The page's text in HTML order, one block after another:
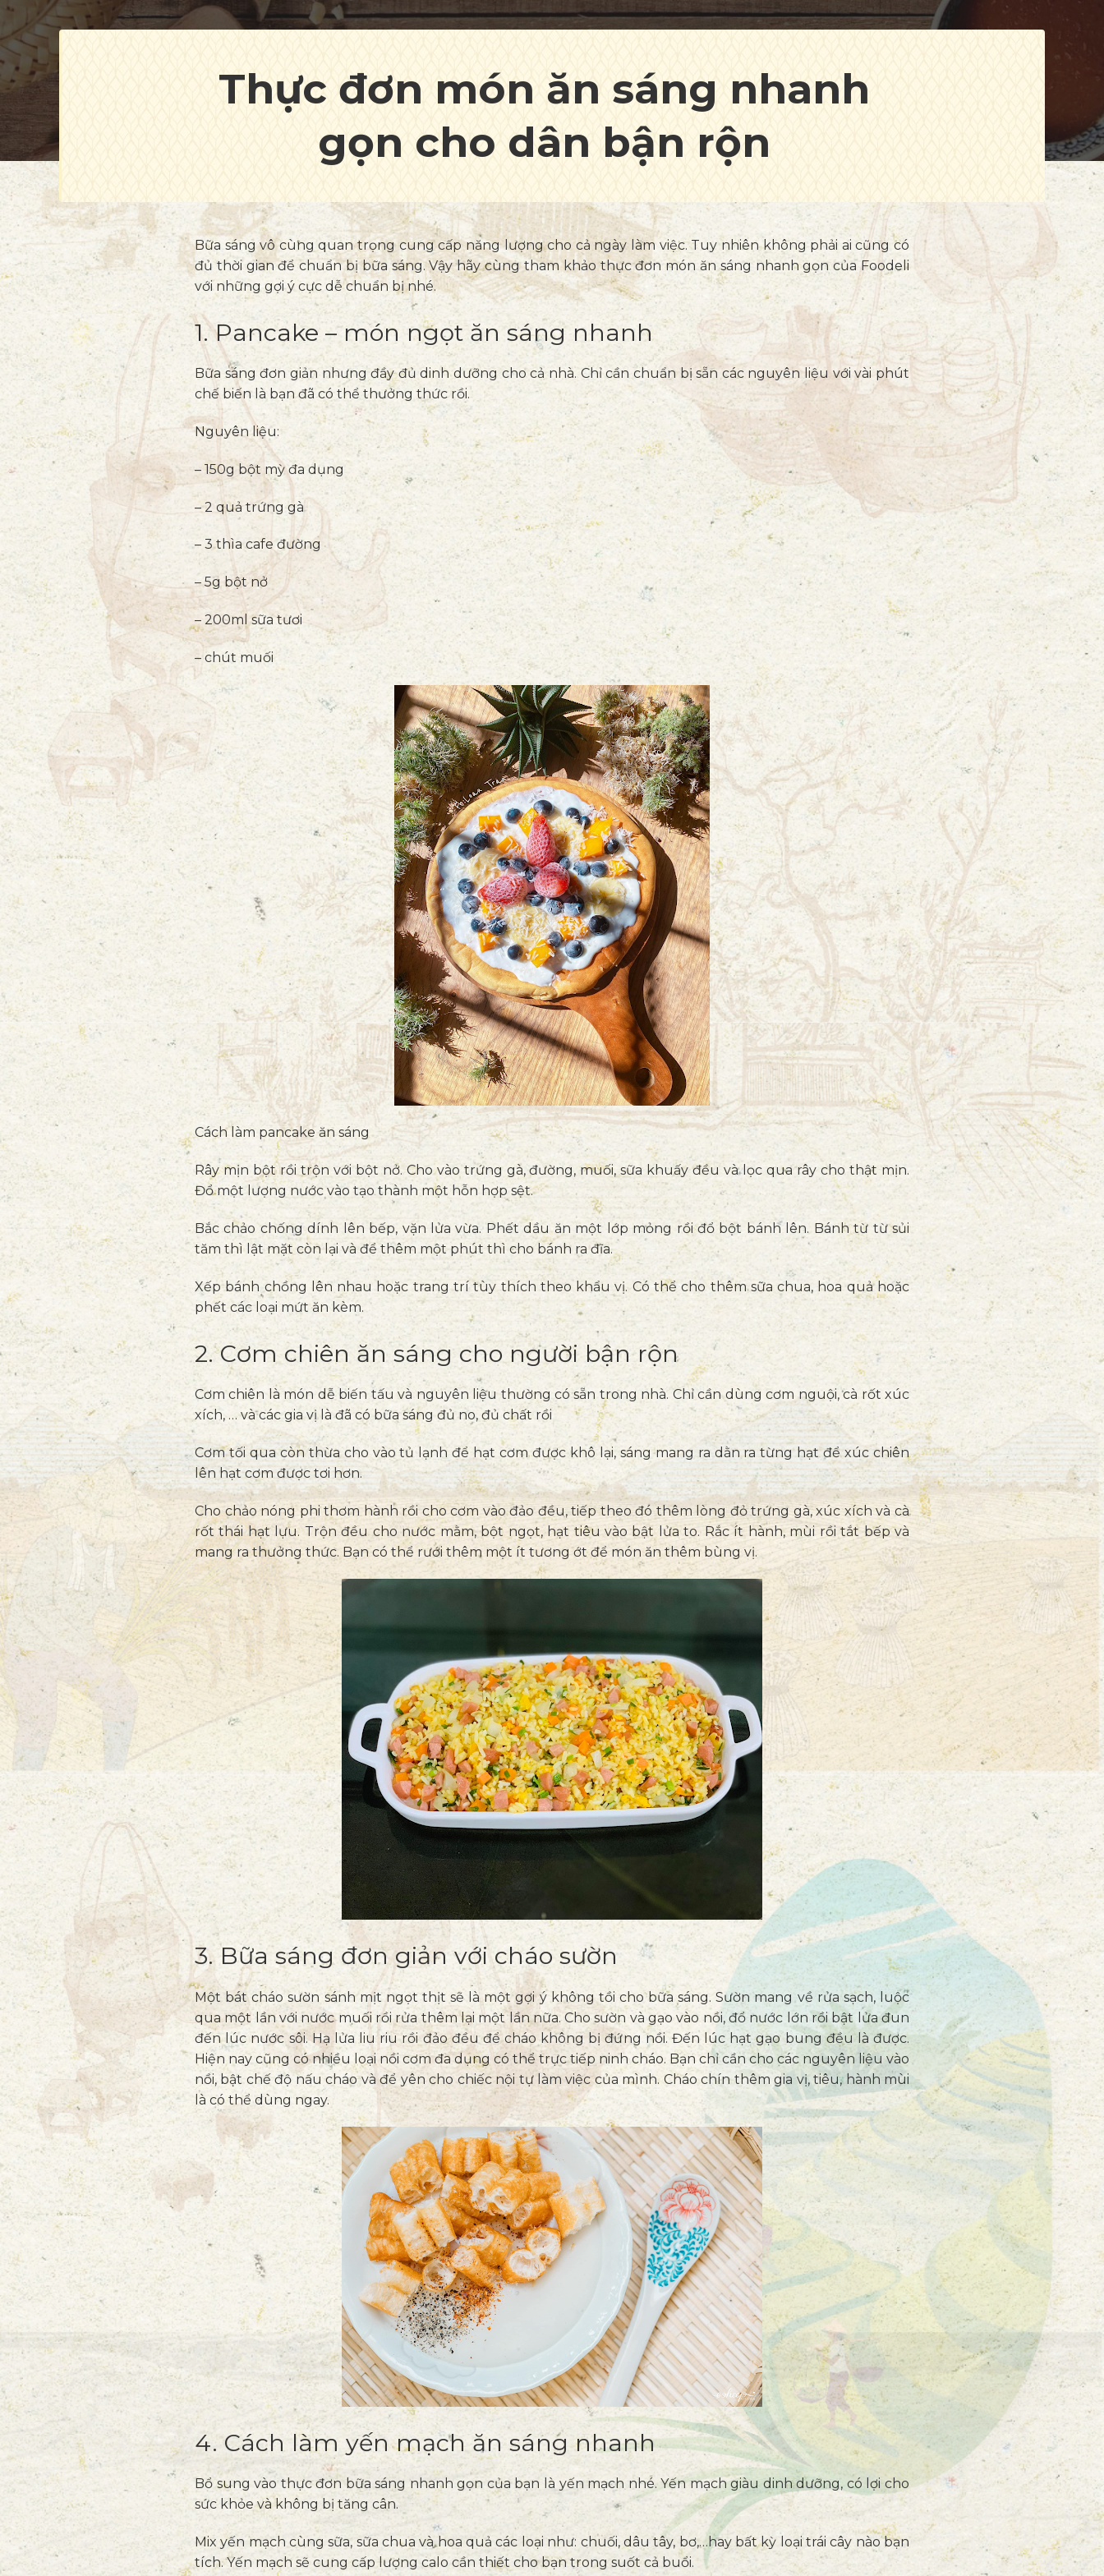
Thực đơn món ăn sáng nhanh
gọn cho dân bận rộn
Bữa sáng vô cùng quan trọng cung cấp năng lượng cho cả ngày làm việc. Tuy nhiên không phải ai cũng có
đủ thời gian để chuẩn bị bữa sáng. Vậy hãy cùng tham khảo thực đơn món ăn sáng nhanh gọn của Foodeli
với những gợi ý cực dễ chuẩn bị nhé.
1. Pancake – món ngọt ăn sáng nhanh
Bữa sáng đơn giản nhưng đầy đủ dinh dưỡng cho cả nhà. Chỉ cần chuẩn bị sẵn các nguyên liệu với vài phút
chế biến là bạn đã có thể thưởng thức rồi.
Nguyên liệu:
– 150g bột mỳ đa dụng
– 2 quả trứng gà
– 3 thìa cafe đường
– 5g bột nở
– 200ml sữa tươi
– chút muối
Cách làm pancake ăn sáng
Rây mịn bột rồi trộn với bột nở. Cho vào trứng gà, đường, muối, sữa khuấy đều và lọc qua rây cho thật mịn.
Đổ một lượng nước vào tạo thành một hỗn hợp sệt.
Bắc chảo chống dính lên bếp, vặn lửa vừa. Phết dầu ăn một lớp mỏng rồi đổ bột bánh lên. Bánh từ từ sủi
tăm thì lật mặt còn lại và để thêm một phút thì cho bánh ra đĩa.
Xếp bánh chồng lên nhau hoặc trang trí tùy thích theo khẩu vị. Có thể cho thêm sữa chua, hoa quả hoặc
phết các loại mứt ăn kèm.
2. Cơm chiên ăn sáng cho người bận rộn
Cơm chiên là món dễ biến tấu và nguyên liệu thường có sẵn trong nhà. Chỉ cần dùng cơm nguội, cà rốt xúc
xích, … và các gia vị là đã có bữa sáng đủ no, đủ chất rồi
Cơm tối qua còn thừa cho vào tủ lạnh để hạt cơm được khô lại, sáng mang ra dằn ra từng hạt để xúc chiên
lên hạt cơm được tơi hơn.
Cho chảo nóng phi thơm hành rồi cho cơm vào đảo đều, tiếp theo đó thêm lòng đỏ trứng gà, xúc xích và cà
rốt thái hạt lựu. Trộn đều cho nước mằm, bột ngọt, hạt tiêu vào bật lửa to. Rắc ít hành, mùi rồi tắt bếp và
mang ra thưởng thức. Bạn có thể rưới thêm một ít tương ớt để món ăn thêm bùng vị.
3. Bữa sáng đơn giản với cháo sườn
Một bát cháo sườn sánh mịt ngọt thịt sẽ là một gợi ý không tồi cho bữa sáng. Sườn mang về rửa sạch, luộc
qua một lần với nước muối rồi rửa thêm lại một lần nữa. Cho sườn và gạo vào nồi, đổ nước lớn rồi bật lửa đun
đến lúc nước sôi. Hạ lửa liu riu rồi đảo đều để cháo không bị đứng nồi. Đến lúc hạt gạo bung đều là được.
Hiện nay cũng có nhiều loại nồi cơm đa dụng có thể trực tiếp ninh cháo. Bạn chỉ cần cho các nguyên liệu vào
nồi, bật chế độ nấu cháo và để yên cho chiếc nội tự làm việc của mình. Cháo chín thêm gia vị, tiêu, hành mùi
là có thể dùng ngay.
4. Cách làm yến mạch ăn sáng nhanh
Bổ sung vào thực đơn bữa sáng nhanh gọn của bạn là yến mạch nhé. Yến mạch giàu dinh dưỡng, có lợi cho
sức khỏe và không bị tăng cân.
Mix yến mạch cùng sữa, sữa chua và hoa quả các loại như: chuối, dâu tây, bơ,…hay bất kỳ loại trái cây nào bạn
tích. Yến mạch sẽ cung cấp lượng calo cần thiết cho bạn trong suốt cả buổi.